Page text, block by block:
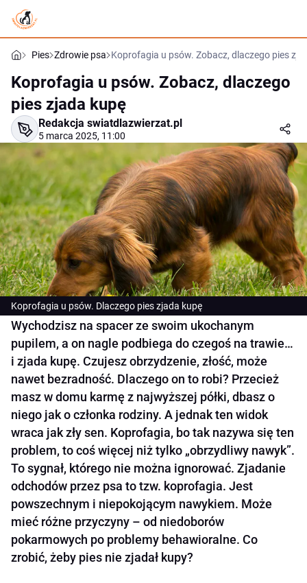
Pies Zdrowie psa Koprofagia u psów. Zobacz, dlaczego pies
Koprofagia u psów. Zobacz, dlaczego
pies zjada kupę
Redakcja swiatdlazwierzat.pl
5 marca 2025, 11:00
Koprofagia u psów. Dlaczego pies zjada kupę
Wychodzisz na spacer ze swoim ukochanym
pupilem, a on nagle podbiega do czegoś na trawie…
i zjada kupę. Czujesz obrzydzenie, złość, może
nawet bezradność. Dlaczego on to robi? Przecież
masz w domu karmę z najwyższej półki, dbasz o
niego jak o członka rodziny. A jednak ten widok
wraca jak zły sen. Koprofagia, bo tak nazywa się ten
problem, to coś więcej niż tylko „obrzydliwy nawyk”.
To sygnał, którego nie można ignorować. Zjadanie
odchodów przez psa to tzw. koprofagia. Jest
powszechnym i niepokojącym nawykiem. Może
mieć różne przyczyny – od niedoborów
pokarmowych po problemy behawioralne. Co
zrobić, żeby pies nie zjadał kupy?